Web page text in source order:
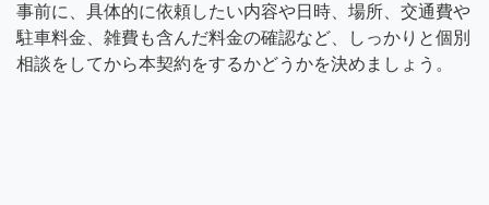
事前に、具体的に依頼したい内容や日時、場所、交通費や
駐車料金、雑費も含んだ料金の確認など、しっかりと個別
相談をしてから本契約をするかどうかを決めましょう。